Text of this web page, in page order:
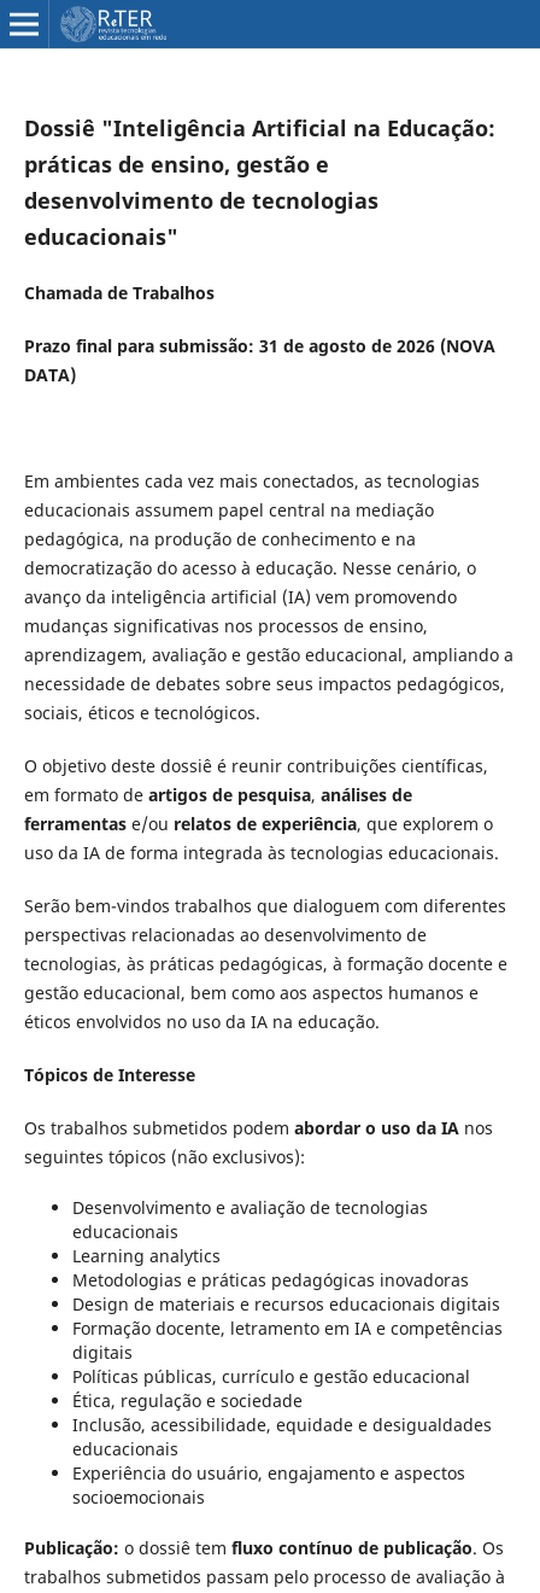
Dossiê "Inteligência Artificial na Educação:
práticas de ensino, gestão e
desenvolvimento de tecnologias
educacionais"
Chamada de Trabalhos
Prazo final para submissão: 31 de agosto de 2026 (NOVA
DATA)
Em ambientes cada vez mais conectados, as tecnologias
educacionais assumem papel central na mediação
pedagógica, na produção de conhecimento e na
democratização do acesso à educação. Nesse cenário, o
avanço da inteligência artificial (IA) vem promovendo
mudanças significativas nos processos de ensino,
aprendizagem, avaliação e gestão educacional, ampliando a
necessidade de debates sobre seus impactos pedagógicos,
sociais, éticos e tecnológicos.
O objetivo deste dossiê é reunir contribuições científicas,
em formato de artigos de pesquisa, análises de
ferramentase/ou relatos de experiência, que explorem o
uso da IA de forma integrada às tecnologias educacionais.
Serão bem-vindos trabalhos que dialoguem com diferentes
perspectivas relacionadas ao desenvolvimento de
tecnologias, às práticas pedagógicas, à formação docente e
gestão educacional, bem como aos aspectos humanos e
éticos envolvidos no uso da IA na educação.
Tópicos de Interesse
Os trabalhos submetidos podem abordar o uso da IAnos
seguintes tópicos (não exclusivos):
Desenvolvimento e avaliação de tecnologias
educacionais
Learning analytics
Metodologias e práticas pedagógicas inovadoras
Design de materiais e recursos educacionais digitais
Formação docente, letramento em IA e competências
digitais
Políticas públicas, currículo e gestão educacional
Ética, regulação e sociedade
Inclusão, acessibilidade, equidade e desigualdades
educacionais
Experiência do usuário, engajamento e aspectos
socioemocionais
Publicação: o dossiê tem fluxo contínuo de publicação. Os
trabalhos submetidos passam pelo processo de avaliação à